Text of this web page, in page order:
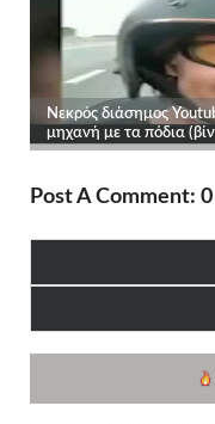
Post A Comment: 0